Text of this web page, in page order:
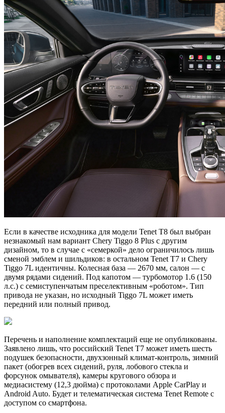
Если в качестве исходника для модели Tenet T8 был выбран
незнакомый нам вариант Chery Tiggo 8 Plus с другим
дизайном, то в случае с «семеркой» дело ограничилось лишь
сменой эмблем и шильдиков: в остальном Tenet T7 и Chery
Tiggo 7L идентичны. Колесная база — 2670 мм, салон — с
двумя рядами сидений. Под капотом — турбомотор 1.6 (150
л.с.) с семиступенчатым преселективным «роботом». Тип
привода не указан, но исходный Tiggo 7L может иметь
передний или полный привод.
Перечень и наполнение комплектаций еще не опубликованы.
Заявлено лишь, что российский Tenet T7 может иметь шесть
подушек безопасности, двухзонный климат-контроль, зимний
пакет (обогрев всех сидений, руля, лобового стекла и
форсунок омывателя), камеры кругового обзора и
медиасистему (12,3 дюйма) с протоколами Apple CarPlay и
Android Auto. Будет и телематическая система Tenet Remote с
доступом со смартфона.